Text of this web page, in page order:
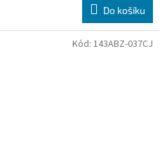
Do košíku
Kód: 143ABZ-037CJ